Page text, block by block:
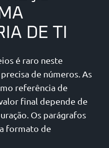
DE TI
é raro neste
de números. As
referência de
final depende de
Os parágrafos
formato de